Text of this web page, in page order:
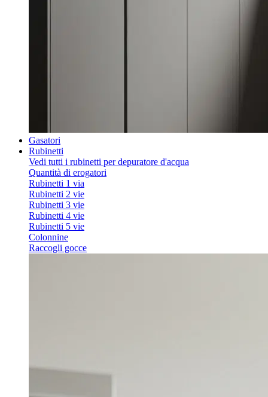
Gasatori
Rubinetti
Vedi tutti i rubinetti per depuratore d'acqua
Quantità di erogatori
Rubinetti 1 via
Rubinetti 2 vie
Rubinetti 3 vie
Rubinetti 4 vie
Rubinetti 5 vie
Colonnine
Raccogli gocce